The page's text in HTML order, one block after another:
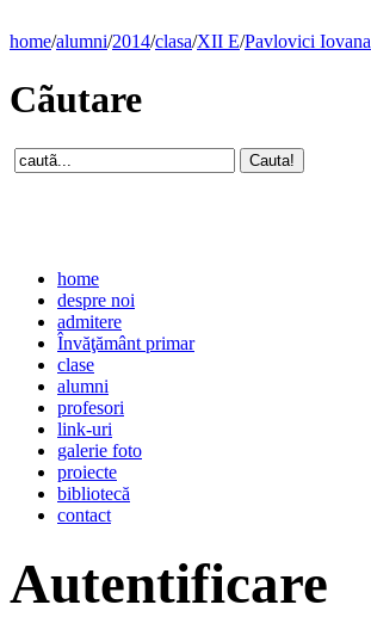
home/alumni/2014/clasa/XII E/Pavlovici Iovana
Cãutare
home
despre noi
admitere
Învăţământ primar
clase
alumni
profesori
link-uri
galerie foto
proiecte
bibliotecă
contact
Autentificare